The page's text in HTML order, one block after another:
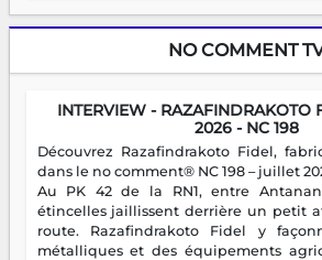
NO COMMENT
INTERVIEW - RAZAFINDRAKOTO
2026 - NC 198
Découvrez Razafindrakoto Fidel,
dans le no comment® NC 198 – juillet
Au PK 42 de la RN1, entre
étincelles jaillissent derrière un petit
route. Razafindrakoto Fidel y
métalliques et des équipements